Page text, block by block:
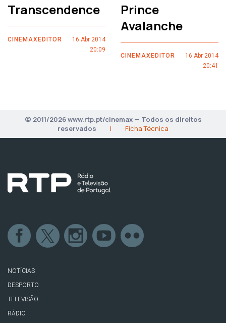
Transcendence
CINEMAXEDITOR
16 Abr 2014
20:09
Prince
Avalanche
CINEMAXEDITOR
16 Abr 2014
20:41
© 2011/2026 www.rtp.pt/cinemax — Todos os direitos
reservados
| Ficha Técnica
NOTÍCIAS
DESPORTO
TELEVISÃO
RÁDIO